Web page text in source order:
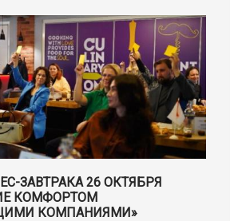
ЗАВТРАКА 26 ОКТЯБРЯ
КОМФОРТОМ
КОМПАНИЯМИ»